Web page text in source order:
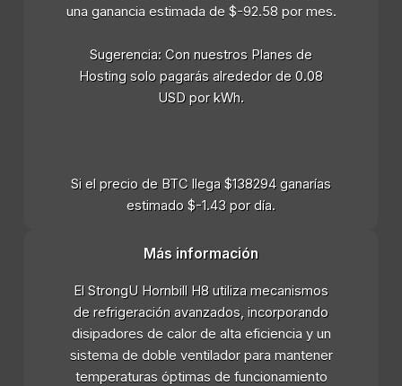
una ganancia estimada de $-92.58 por mes.
Sugerencia: Con nuestros Planes de
Hosting solo pagarás alrededor de 0.08
USD por kWh.
Si el precio de BTC llega $138294 ganarías
estimado $-1.43 por día.
Más información
El StrongU Hornbill H8 utiliza mecanismos
de refrigeración avanzados, incorporando
disipadores de calor de alta eficiencia y un
sistema de doble ventilador para mantener
temperaturas óptimas de funcionamiento